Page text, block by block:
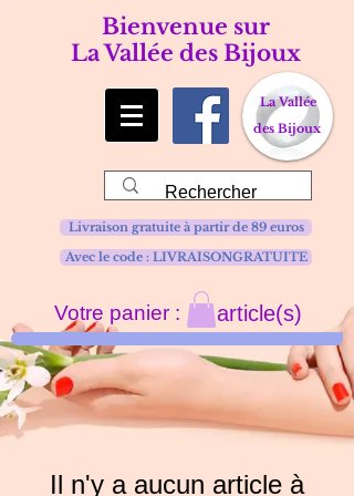
Bienvenue sur
La Vallée des Bijoux
La Vallée
des Bijoux
Avec le code : LIVRAISONGRATUITE
Livraison gratuite à partir de 89 euros
Votre panier : article(s)
Il n'y a aucun article à